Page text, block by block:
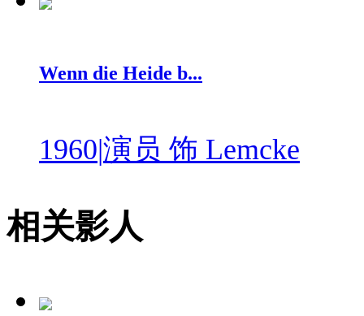
Wenn die Heide b...
1960|演员 饰 Lemcke
相关影人